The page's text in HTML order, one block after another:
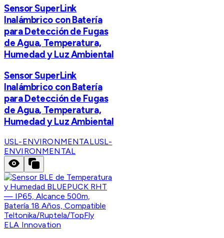
Sensor SuperLink
Inalámbrico con Batería
para Detección de Fugas
de Agua, Temperatura,
Humedad y Luz Ambiental
Sensor SuperLink
Inalámbrico con Batería
para Detección de Fugas
de Agua, Temperatura,
Humedad y Luz Ambiental
USL-ENVIRONMENTALUSL-
ENVIRONMENTAL
ELA Innovation